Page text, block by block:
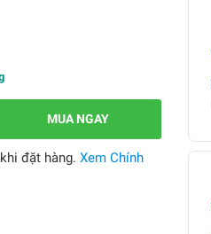
MUA NGAY
đặt hàng.Xem Chính